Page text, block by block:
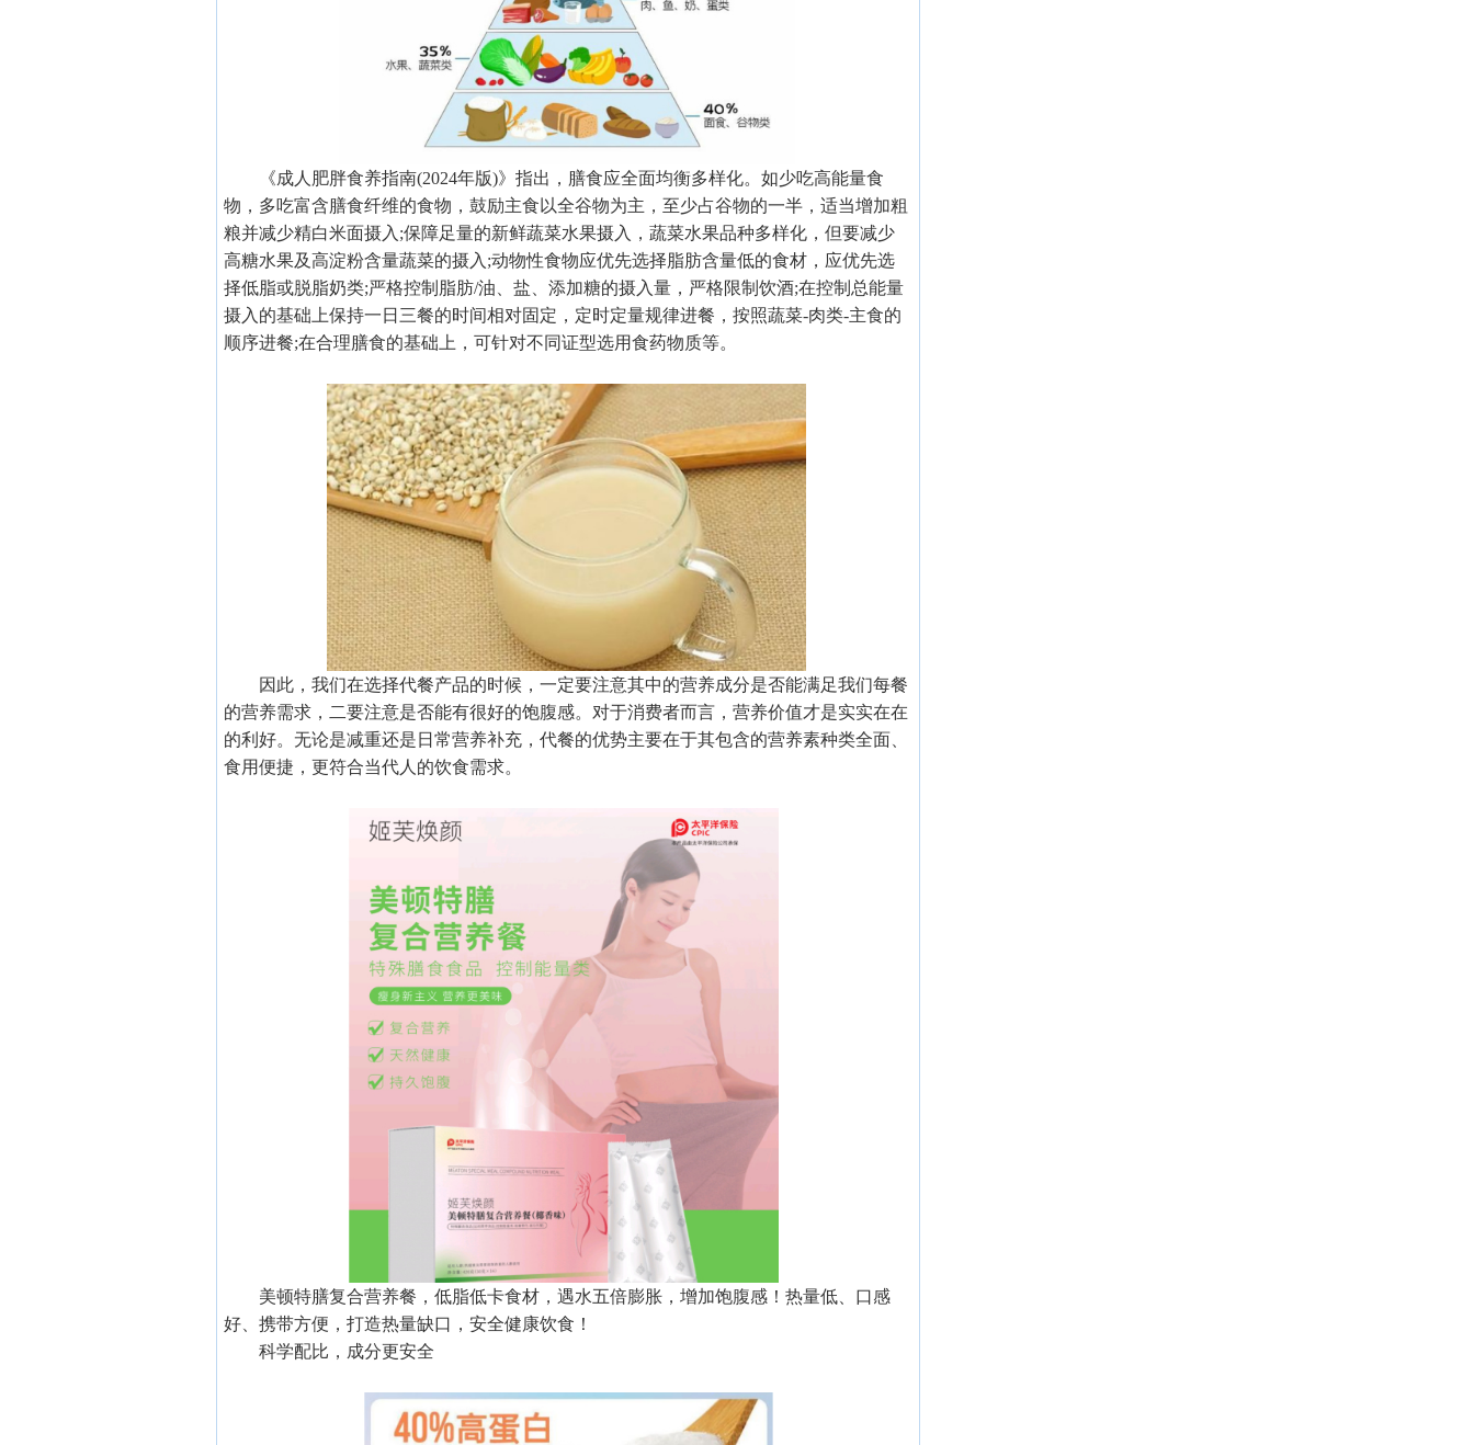
《成人肥胖食养指南(2024年版)》指出，膳食应全面均衡多样化。如少吃高能量食
物，多吃富含膳食纤维的食物，鼓励主食以全谷物为主，至少占谷物的一半，适当增加粗
粮并减少精白米面摄入;保障足量的新鲜蔬菜水果摄入，蔬菜水果品种多样化，但要减少
高糖水果及高淀粉含量蔬菜的摄入;动物性食物应优先选择脂肪含量低的食材，应优先选
择低脂或脱脂奶类;严格控制脂肪/油、盐、添加糖的摄入量，严格限制饮酒;在控制总能量
摄入的基础上保持一日三餐的时间相对固定，定时定量规律进餐，按照蔬菜-肉类-主食的
顺序进餐;在合理膳食的基础上，可针对不同证型选用食药物质等。
因此，我们在选择代餐产品的时候，一定要注意其中的营养成分是否能满足我们每餐
的营养需求，二要注意是否能有很好的饱腹感。对于消费者而言，营养价值才是实实在在
的利好。无论是减重还是日常营养补充，代餐的优势主要在于其包含的营养素种类全面、
食用便捷，更符合当代人的饮食需求。
美顿特膳复合营养餐，低脂低卡食材，遇水五倍膨胀，增加饱腹感！热量低、口感
好、携带方便，打造热量缺口，安全健康饮食！
科学配比，成分更安全